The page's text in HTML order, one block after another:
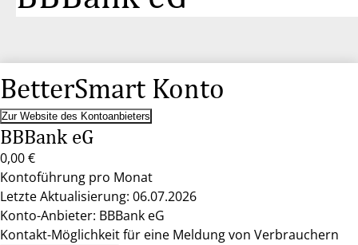
BetterSmart Konto
Zur Website des Kontoanbieters
BBBank eG
0,00 €
Kontoführung pro Monat
Letzte Aktualisierung: 06.07.2026
Konto-Anbieter: BBBank eG
Kontakt-Möglichkeit für eine Meldung von Verbrauchern